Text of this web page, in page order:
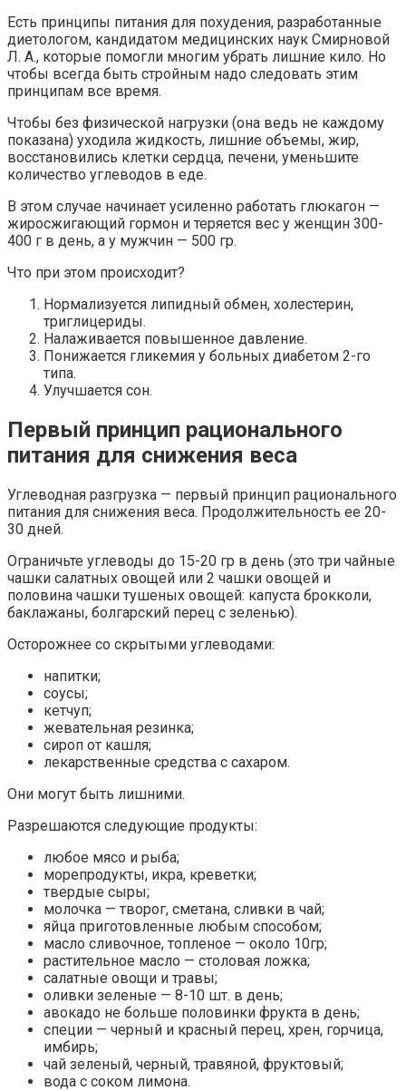
Есть принципы питания для похудения, разработанные
диетологом, кандидатом медицинских наук Смирновой
Л. А., которые помогли многим убрать лишние кило. Но
чтобы всегда быть стройным надо следовать этим
принципам все время.
Чтобы без физической нагрузки (она ведь не каждому
показана) уходила жидкость, лишние объемы, жир,
восстановились клетки сердца, печени, уменьшите
количество углеводов в еде.
В этом случае начинает усиленно работать глюкагон —
жиросжигающий гормон и теряется вес у женщин 300-
400 г в день, а у мужчин — 500 гр.
Что при этом происходит?
Нормализуется липидный обмен, холестерин,
триглицериды.
Налаживается повышенное давление.
Понижается гликемия у больных диабетом 2-го
типа.
Улучшается сон.
Первый принцип рационального
питания для снижения веса
Углеводная разгрузка — первый принцип рационального
питания для снижения веса. Продолжительность ее 20-
30 дней.
Ограничьте углеводы до 15-20 гр в день (это три чайные
чашки салатных овощей или 2 чашки овощей и
половина чашки тушеных овощей: капуста брокколи,
баклажаны, болгарский перец с зеленью).
Осторожнее со скрытыми углеводами:
напитки;
соусы;
кетчуп;
жевательная резинка;
сироп от кашля;
лекарственные средства с сахаром.
Они могут быть лишними.
Разрешаются следующие продукты:
любое мясо и рыба;
морепродукты, икра, креветки;
твердые сыры;
молочка — творог, сметана, сливки в чай;
яйца приготовленные любым способом;
масло сливочное, топленое — около 10гр;
растительное масло — столовая ложка;
салатные овощи и травы;
оливки зеленые — 8-10 шт. в день;
авокадо не больше половинки фрукта в день;
специи — черный и красный перец, хрен, горчица,
имбирь;
чай зеленый, черный, травяной, фруктовый;
вода с соком лимона.